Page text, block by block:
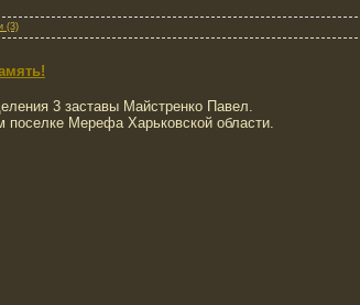
(3)
3 заставы Майстренко Павел.
поселке Мерефа Харьковской области.